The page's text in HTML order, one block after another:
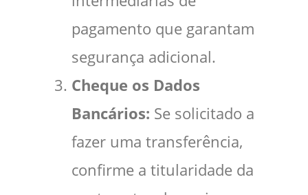
pagamento que garantam
segurança adicional.
Cheque os Dados
Bancários: Se solicitado a
fazer uma transferência,
confirme a titularidade da